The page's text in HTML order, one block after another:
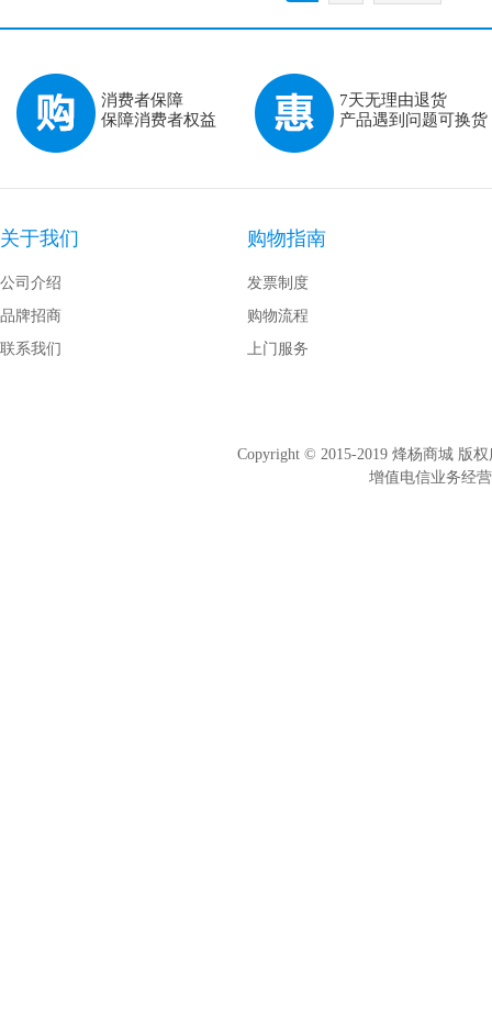
消费者保障
保障消费者权益
7天无理由退货
产品遇到问题可换货
关于我们
公司介绍
品牌招商
联系我们
购物指南
发票制度
购物流程
上门服务
Copyright © 2015-2019 烽杨商城 版
增值电信业务经